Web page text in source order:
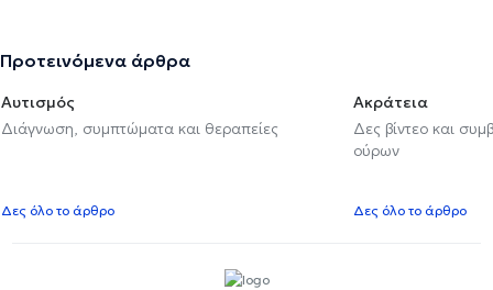
Προτεινόμενα άρθρα
Αυτισμός
Διάγνωση, συμπτώματα και θεραπείες
Δες όλο το άρθρο
Ακράτεια
Δες βίντεο και
ούρων
Δες όλο το άρθρο